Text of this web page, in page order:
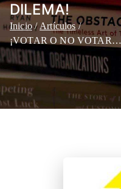
DILEMA!
Inicio
Artículos
¡VOTAR O NO